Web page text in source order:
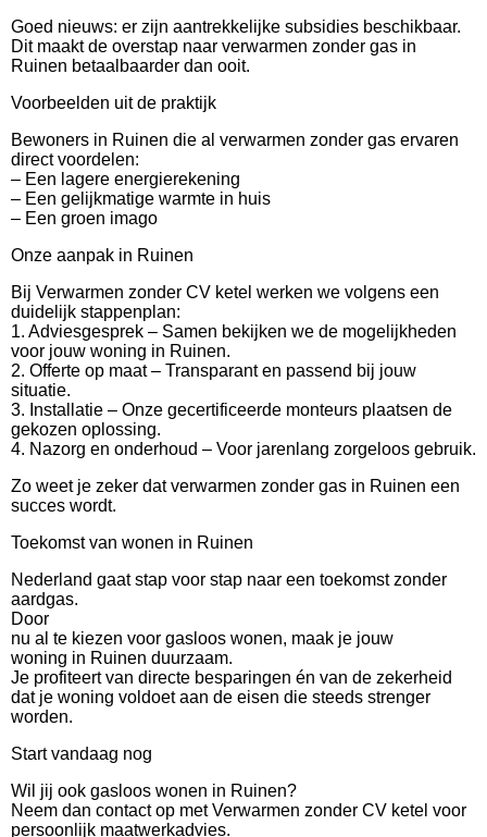
Goed nieuws: er zijn aantrekkelijke subsidies beschikbaar.
Dit maakt de overstap naar verwarmen zonder gas in
Ruinen betaalbaarder dan ooit.
Voorbeelden uit de praktijk
Bewoners in Ruinen die al verwarmen zonder gas ervaren
direct voordelen:
– Een lagere energierekening
– Een gelijkmatige warmte in huis
– Een groen imago
Onze aanpak in Ruinen
Bij Verwarmen zonder CV ketel werken we volgens een
duidelijk stappenplan:
1. Adviesgesprek – Samen bekijken we de mogelijkheden
voor jouw woning in Ruinen.
2. Offerte op maat – Transparant en passend bij jouw
situatie.
3. Installatie – Onze gecertificeerde monteurs plaatsen de
gekozen oplossing.
4. Nazorg en onderhoud – Voor jarenlang zorgeloos gebruik.
Zo weet je zeker dat verwarmen zonder gas in Ruinen een
succes wordt.
Toekomst van wonen in Ruinen
Nederland gaat stap voor stap naar een toekomst zonder
aardgas.
Door
nu al te kiezen voor gasloos wonen, maak je jouw
woning in Ruinen duurzaam.
Je profiteert van directe besparingen én van de zekerheid
dat je woning voldoet aan de eisen die steeds strenger
worden.
Start vandaag nog
Wil jij ook gasloos wonen in Ruinen?
Neem dan contact op met Verwarmen zonder CV ketel voor
persoonlijk maatwerkadvies.